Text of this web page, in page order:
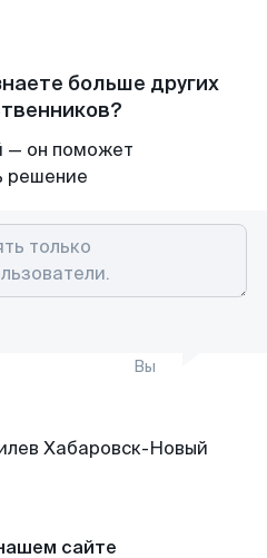
больше других
— он поможет
решение
Вы
сайте